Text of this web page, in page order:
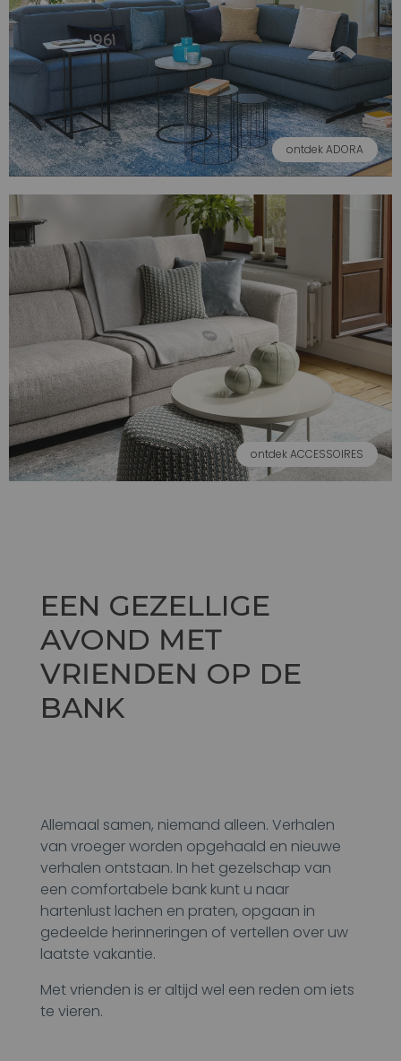
ontdek ADORA
ontdek ACCESSOIRES
EEN GEZELLIGE
AVOND MET
VRIENDEN OP DE
BANK
Allemaal samen, niemand alleen. Verhalen
van vroeger worden opgehaald en nieuwe
verhalen ontstaan. In het gezelschap van
een comfortabele bank kunt u naar
hartenlust lachen en praten, opgaan in
gedeelde herinneringen of vertellen over uw
laatste vakantie.
Met vrienden is er altijd wel een reden om iets
te vieren.